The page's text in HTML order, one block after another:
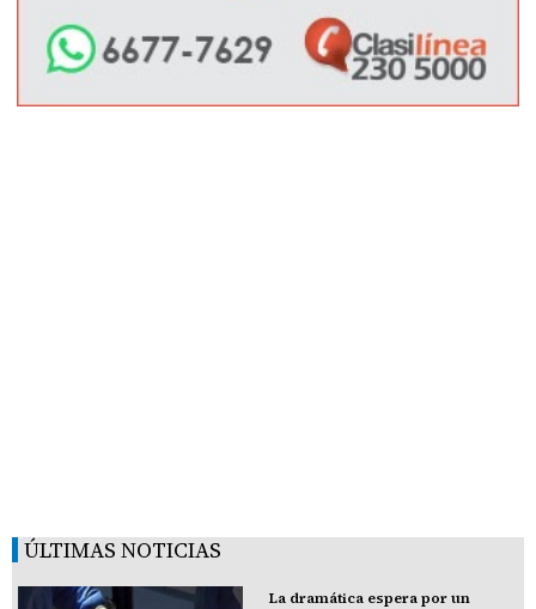
ÚLTIMAS NOTICIAS
La dramática espera por un